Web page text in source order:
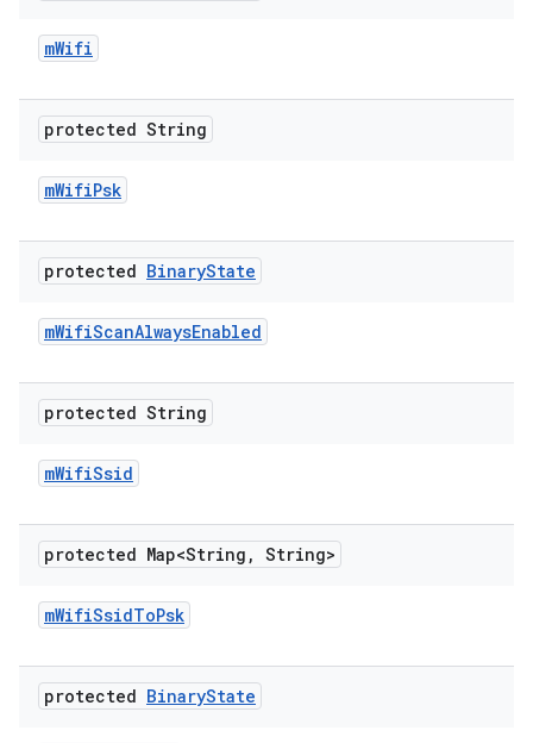
mWifi
protected String
mWifiPsk
protected BinaryState
mWifiScanAlwaysEnabled
protected String
mWifiSsid
protected Map<String , String>
mWifiSsidToPsk
protected BinaryState